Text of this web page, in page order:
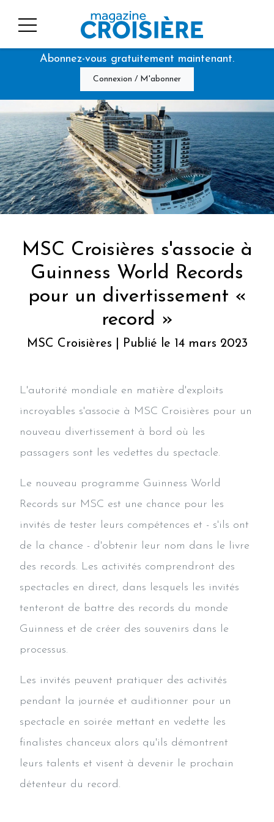
Abonnez-vous gratuitement maintenant.
Connexion / M'abonner
MSC Croisières s'associe à
Guinness World Records
pour un divertissement «
record »
MSC Croisières | Publié le 14 mars 2023
L'autorité mondiale en matière d'exploits
incroyables s'associe à MSC Croisières pour un
nouveau divertissement à bord où les
passagers sont les vedettes du spectacle.
Le nouveau programme Guinness World
Records sur MSC est une chance pour les
invités de tester leurs compétences et - s'ils ont
de la chance - d'obtenir leur nom dans le livre
des records. Les activités comprendront des
spectacles en direct, dans lesquels les invités
tenteront de battre des records du monde
Guinness et de créer des souvenirs dans le
processus.
Les invités peuvent pratiquer des activités
pendant la journée et auditionner pour un
spectacle en soirée mettant en vedette les
finalistes chanceux alors qu'ils démontrent
leurs talents et visent à devenir le prochain
détenteur du record.